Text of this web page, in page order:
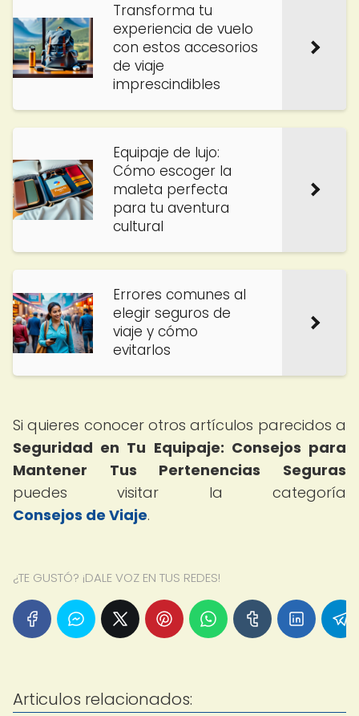
Transforma tu
experiencia de vuelo
con estos accesorios
de viaje
imprescindibles
Equipaje de lujo:
Cómo escoger la
maleta perfecta
para tu aventura
cultural
Errores comunes al
elegir seguros de
viaje y cómo
evitarlos
Si quieres conocer otros artículos parecidos a
Seguridad en Tu Equipaje: Consejos para
Mantener Tus Pertenencias Seguras
puedes visitar la categoría
Consejos de Viaje.
¿TE GUSTÓ? ¡DALE VOZ EN TUS REDES!
Articulos relacionados: